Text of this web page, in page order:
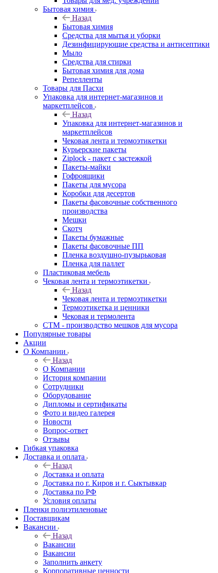
Бытовая химия
Назад
Бытовая химия
Средства для мытья и уборки
Дезинфицирующие средства и антисептики
Мыло
Средства для стирки
Бытовая химия для дома
Репелленты
Товары для Пасхи
Упаковка для интернет-магазинов и
маркетплейсов
Назад
Упаковка для интернет-магазинов и
маркетплейсов
Чековая лента и термоэтикетки
Курьерские пакеты
Ziplock - пакет с застежкой
Пакеты-майки
Гофроящики
Пакеты для мусора
Коробки для десертов
Пакеты фасовочные собственного
производства
Мешки
Скотч
Пакеты бумажные
Пакеты фасовочные ПП
Пленка воздушно-пузырьковая
Пленка для паллет
Пластиковая мебель
Чековая лента и термоэтикетки
Назад
Чековая лента и термоэтикетки
Термоэтикетка и ценники
Чековая и термолента
СТМ - производство мешков для мусора
Популярные товары
Акции
О Компании
Назад
О Компании
История компании
Сотрудники
Оборудование
Дипломы и сертификаты
Фото и видео галерея
Новости
Вопрос-ответ
Отзывы
Гибкая упаковка
Доставка и оплата
Назад
Доставка и оплата
Доставка по г. Киров и г. Сыктывкар
Доставка по РФ
Условия оплаты
Пленки полиэтиленовые
Поставщикам
Вакансии
Назад
Вакансии
Вакансии
Заполнить анкету
Корпоративные ценности